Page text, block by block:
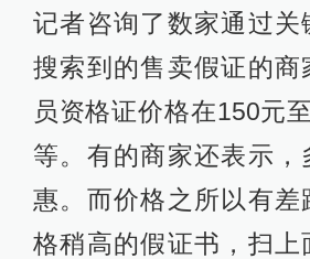
记者咨询了数家通过关
搜索到的售卖假证的商
员资格证价格在150元
等。有的商家还表示，
惠。而价格之所以有差
格稍高的假证书，扫上